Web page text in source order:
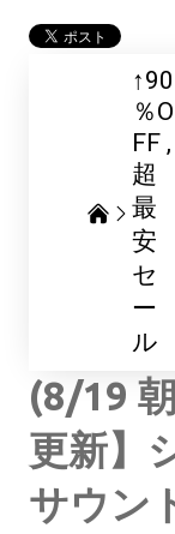
↑90
％O
FF
超
最
安
セ
ー
ル
(8/19
更新】
サウン